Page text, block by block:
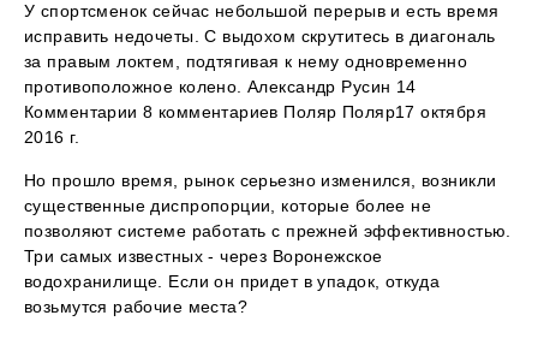
У спортсменок сейчас небольшой перерыв и есть время
исправить недочеты. С выдохом скрутитесь в диагональ
за правым локтем, подтягивая к нему одновременно
противоположное колено. Александр Русин 14
Комментарии 8 комментариев Поляр Поляр17 октября
2016 г.
Но прошло время, рынок серьезно изменился, возникли
существенные диспропорции, которые более не
позволяют системе работать с прежней эффективностью.
Три самых известных - через Воронежское
водохранилище. Если он придет в упадок, откуда
возьмутся рабочие места?